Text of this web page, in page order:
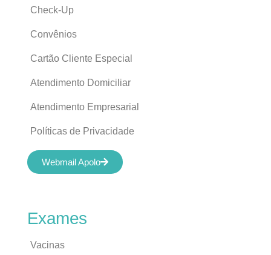
Exames
Vacinas
Check-Up
Convênios
Cartão Cliente Especial
Atendimento Domiciliar
Atendimento Empresarial
Políticas de Privacidade
Webmail Apolo